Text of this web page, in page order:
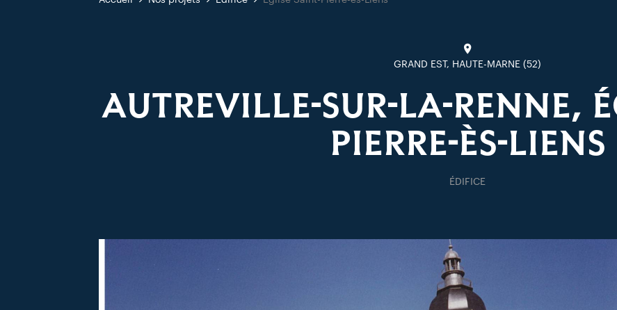
GRAND EST, HAUTE-MARNE (52)
AUTREVILLE-SUR-LA-RENNE,
PIERRE-ÈS-LIENS
ÉDIFICE